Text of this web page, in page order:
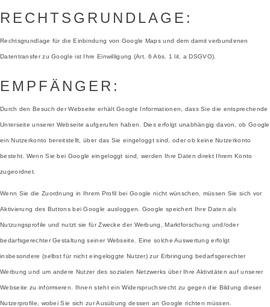
RECHTSGRUNDLAGE:
Rechtsgrundlage für die Einbindung von Google Maps und dem damit verbundenen
Datentransfer zu Google ist Ihre Einwilligung (Art. 6 Abs. 1 lit. a DSGVO).
EMPFÄNGER:
Durch den Besuch der Webseite erhält Google Informationen, dass Sie die entsprechende
Unterseite unserer Webseite aufgerufen haben. Dies erfolgt unabhängig davon, ob Google
ein Nutzerkonto bereitstellt, über das Sie eingeloggt sind, oder ob keine Nutzerkonto
besteht. Wenn Sie bei Google eingeloggt sind, werden Ihre Daten direkt Ihrem Konto
zugeordnet.
Wenn Sie die Zuordnung in Ihrem Profil bei Google nicht wünschen, müssen Sie sich vor
Aktivierung des Buttons bei Google ausloggen. Google speichert Ihre Daten als
Nutzungsprofile und nutzt sie für Zwecke der Werbung, Marktforschung und/oder
bedarfsgerechter Gestaltung seiner Webseite. Eine solche Auswertung erfolgt
insbesondere (selbst für nicht eingeloggte Nutzer) zur Erbringung bedarfsgerechter
Werbung und um andere Nutzer des sozialen Netzwerks über Ihre Aktivitäten auf unserer
Webseite zu informieren. Ihnen steht ein Widerspruchsrecht zu gegen die Bildung dieser
Nutzerprofile, wobei Sie sich zur Ausübung dessen an Google richten müssen.